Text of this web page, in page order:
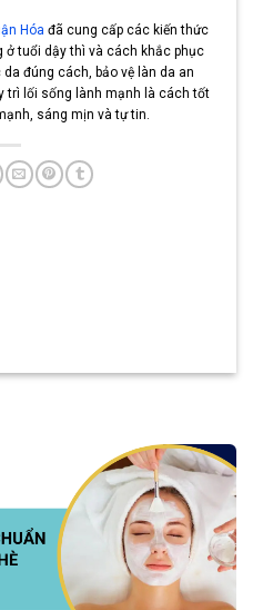
Hóa đã cung cấp các kiến thức
ở tuổi dậy thì và cách khắc phục
đúng cách, bảo vệ làn da an
trì lối sống lành mạnh là cách tốt
sáng mịn và tự tin.